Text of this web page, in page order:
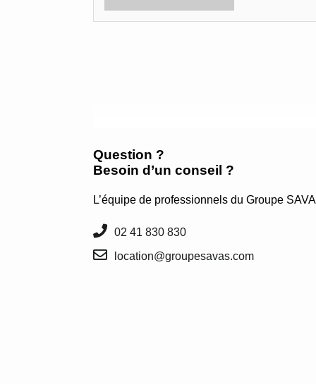
Question ?
Besoin d’un conseil ?
L’équipe de professionnels du Groupe
02 41 830 830
location@groupesavas.com